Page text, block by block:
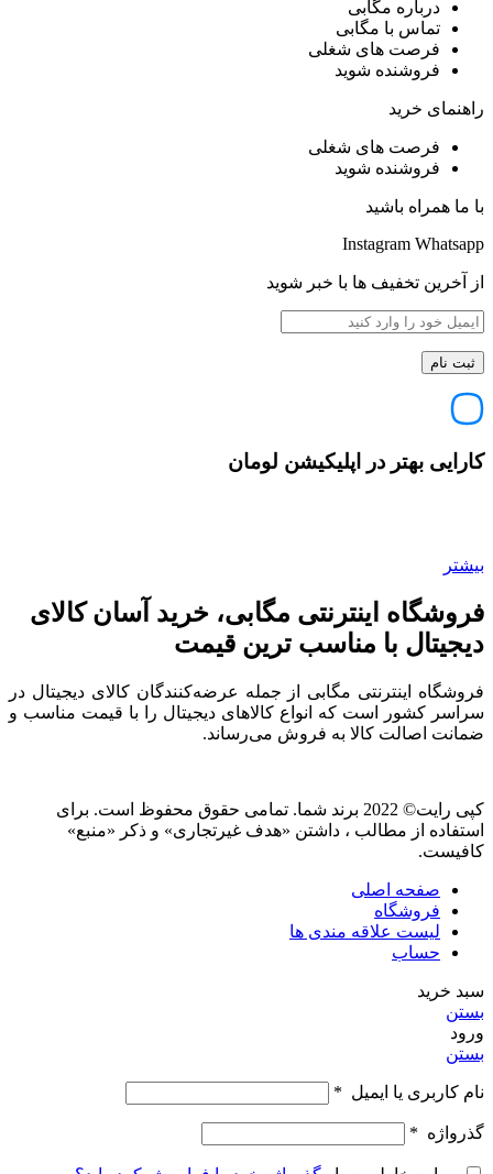
درباره مگابی
تماس با مگابی
فرصت های شغلی
فروشنده شوید
راهنمای خرید
فرصت های شغلی
فروشنده شوید
با ما همراه باشید
Instagram Whatsapp
از آخرین تخفیف ها با خبر شوید
کارایی بهتر در اپلیکیشن لومان
بیشتر
فروشگاه اینترنتی مگابی، خرید آسان کالای
دیجیتال با مناسب ترین قیمت
فروشگاه اینترنتی مگابی از جمله عرضه‌کنندگان کالای دیجیتال در
سراسر کشور است که انواع کالاهای دیجیتال را با قیمت مناسب و
ضمانت اصالت کالا به فروش می‌رساند.
کپی رایت© 2022 برند شما. تمامی حقوق محفوظ است. برای
استفاده از مطالب ، داشتن «هدف غیرتجاری» و ذکر «منبع»
کافیست.
صفحه اصلی
فروشگاه
لیست علاقه مندی ها
حساب
سبد خرید
بستن
ورود
بستن
نام کاربری یا ایمیل *
گذرواژه *